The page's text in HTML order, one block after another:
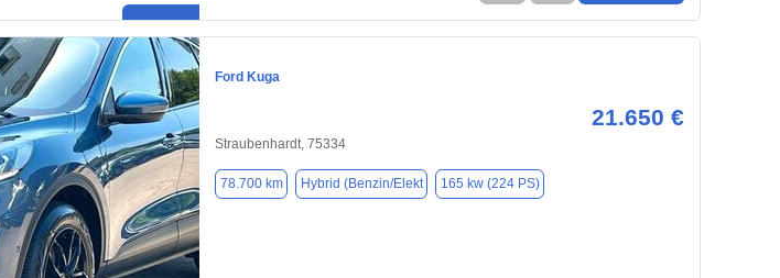
Ford Kuga
21.650 €
Straubenhardt, 75334
78.700 km Hybrid (Benzin/Elekt 165 kw (224 PS)